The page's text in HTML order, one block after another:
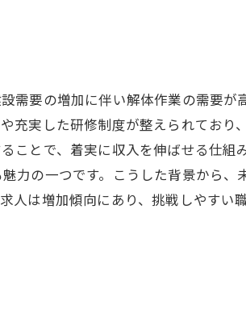
需要の増加に伴い解体作業の需要が
充実した研修制度が整えられており
ことで、着実に収入を伸ばせる仕組
力の一つです。こうした背景から、
人は増加傾向にあり、挑戦しやすい